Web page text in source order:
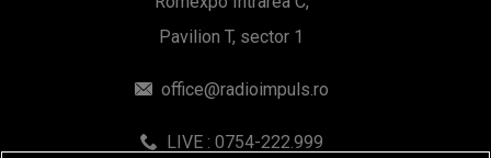
Pavilion T, sector 1
office@radioimpuls.ro
LIVE : 0754-222.999